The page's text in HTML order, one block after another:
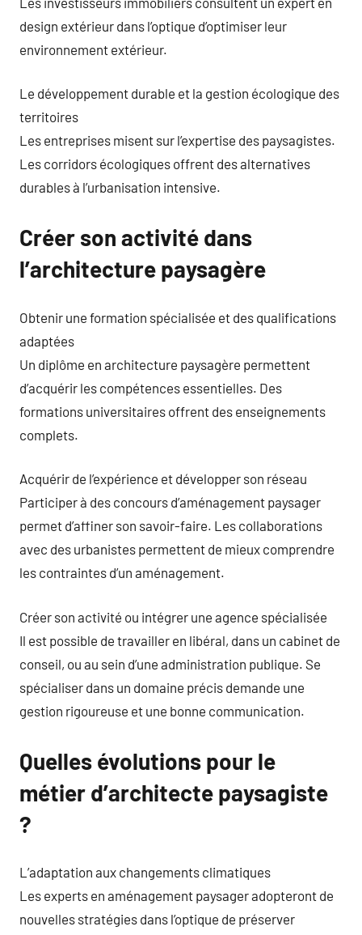
design extérieur dans l’optique d’optimiser leur
environnement extérieur.
Le développement durable et la gestion écologique des
territoires
Les entreprises misent sur l’expertise des paysagistes.
Les corridors écologiques offrent des alternatives
durables à l’urbanisation intensive.
Créer son activité dans
l’architecture paysagère
Obtenir une formation spécialisée et des qualifications
adaptées
Un diplôme en architecture paysagère permettent
d’acquérir les compétences essentielles. Des
formations universitaires offrent des enseignements
complets.
Acquérir de l’expérience et développer son réseau
Participer à des concours d’aménagement paysager
permet d’affiner son savoir-faire. Les collaborations
avec des urbanistes permettent de mieux comprendre
les contraintes d’un aménagement.
Créer son activité ou intégrer une agence spécialisée
Il est possible de travailler en libéral, dans un cabinet de
conseil, ou au sein d’une administration publique. Se
spécialiser dans un domaine précis demande une
gestion rigoureuse et une bonne communication.
Quelles évolutions pour le
métier d’architecte paysagiste
?
L’adaptation aux changements climatiques
Les experts en aménagement paysager adopteront de
nouvelles stratégies dans l’optique de préserver